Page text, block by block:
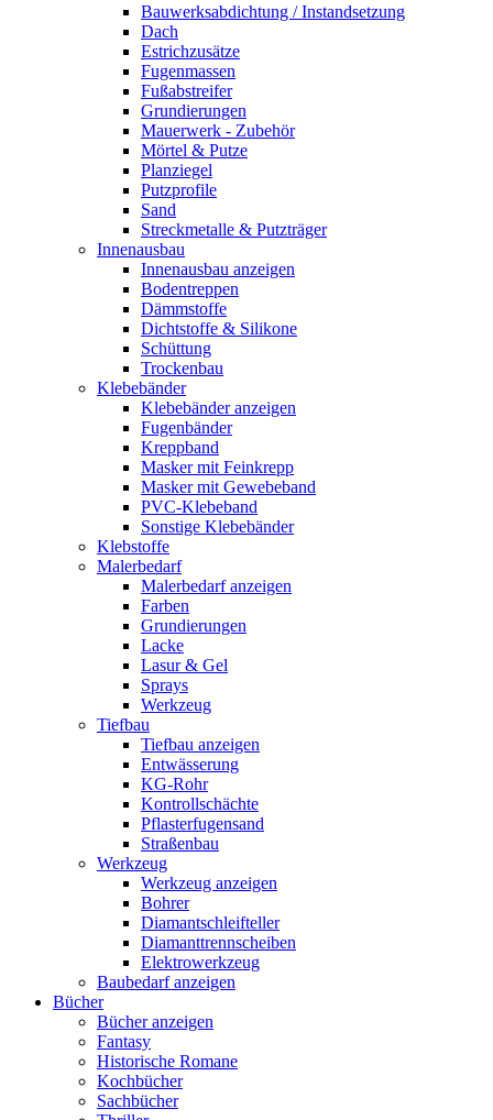
Bauwerksabdichtung / Instandsetzung
Dach
Estrichzusätze
Fugenmassen
Fußabstreifer
Grundierungen
Mauerwerk - Zubehör
Mörtel & Putze
Planziegel
Putzprofile
Sand
Streckmetalle & Putzträger
Innenausbau
Innenausbau anzeigen
Bodentreppen
Dämmstoffe
Dichtstoffe & Silikone
Schüttung
Trockenbau
Klebebänder
Klebebänder anzeigen
Fugenbänder
Kreppband
Masker mit Feinkrepp
Masker mit Gewebeband
PVC-Klebeband
Sonstige Klebebänder
Klebstoffe
Malerbedarf
Malerbedarf anzeigen
Farben
Grundierungen
Lacke
Lasur & Gel
Sprays
Werkzeug
Tiefbau
Tiefbau anzeigen
Entwässerung
KG-Rohr
Kontrollschächte
Pflasterfugensand
Straßenbau
Werkzeug
Werkzeug anzeigen
Bohrer
Diamantschleifteller
Diamanttrennscheiben
Elektrowerkzeug
Baubedarf anzeigen
Bücher
Bücher anzeigen
Fantasy
Historische Romane
Kochbücher
Sachbücher